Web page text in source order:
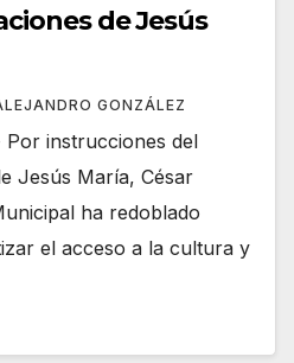
de Jesús
GONZÁLEZ
Por instrucciones del
Jesús María, César
ha redoblado
el acceso a la cultura y